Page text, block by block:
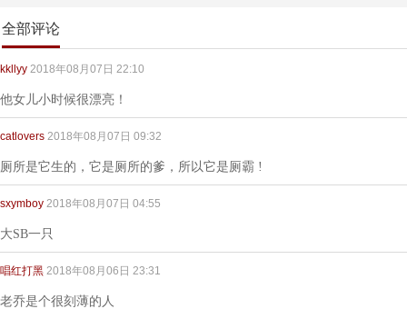
全部评论
kkllyy 2018年08月07日 22:10
他女儿小时候很漂亮！
catlovers 2018年08月07日 09:32
厕所是它生的，它是厕所的爹，所以它是厕霸 !
sxymboy 2018年08月07日 04:55
大SB一只
唱红打黑 2018年08月06日 23:31
老乔是个很刻薄的人